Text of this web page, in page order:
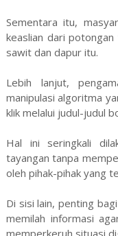
Sementara itu,
keaslian dari
sawit dan dapur itu.
Lebih lanjut,
manipulasi algoritma
klik melalui judul-judul
Hal ini seringkali
tayangan tanpa
oleh pihak-pihak yang
Di sisi lain, penting
memilah informasi